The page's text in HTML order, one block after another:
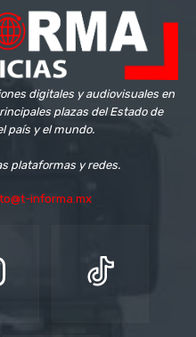
digitales y audiovisuales en
plazas del Estado de
país y el mundo.
plataformas y redes.
informa.mx